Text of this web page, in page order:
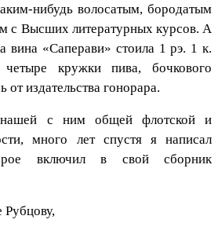
нибудь волосатым, бородатым
с Высших литературных курсов. А
вина «Саперави» стоила 1 рэ. 1 к.
кружки пива, бочкового
от издательства гонорара.
с ним общей флотской и
много лет спустя я написал
включил в свой сборник
Рубцову,